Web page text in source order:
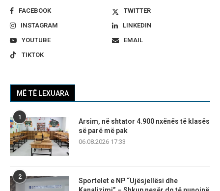
FACEBOOK
TWITTER
INSTAGRAM
LINKEDIN
YOUTUBE
EMAIL
TIKTOK
MË TË LEXUARA
1
Arsim, në shtator 4.900 nxënës të klasës
së parë më pak
06.08.2026 17:33
2
Sportelet e NP “Ujësjellësi dhe